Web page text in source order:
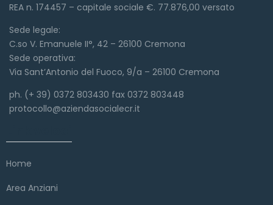
REA n. 174457 – capitale sociale €. 77.876,00 versato
Sede legale:
C.so V. Emanuele II°, 42 – 26100 Cremona
Sede operativa:
Via Sant’Antonio del Fuoco, 9/a – 26100 Cremona
ph. (+ 39) 0372 803430 fax 0372 803448
protocollo@aziendasocialecr.it
Home
Area Anziani